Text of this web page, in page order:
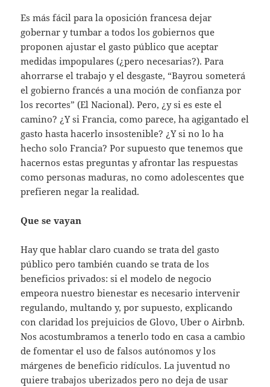
Es más fácil para la oposición francesa dejar
gobernar y tumbar a todos los gobiernos que
proponen ajustar el gasto público que aceptar
medidas impopulares (¿pero necesarias?). Para
ahorrarse el trabajo y el desgaste, “Bayrou someterá
el gobierno francés a una moción de confianza por
los recortes” (El Nacional). Pero, ¿y si es este el
camino? ¿Y si Francia, como parece, ha agigantado el
gasto hasta hacerlo insostenible? ¿Y si no lo ha
hecho solo Francia? Por supuesto que tenemos que
hacernos estas preguntas y afrontar las respuestas
como personas maduras, no como adolescentes que
prefieren negar la realidad.
Que se vayan
Hay que hablar claro cuando se trata del gasto
público pero también cuando se trata de los
beneficios privados: si el modelo de negocio
empeora nuestro bienestar es necesario intervenir
regulando, multando y, por supuesto, explicando
con claridad los prejuicios de Glovo, Uber o Airbnb.
Nos acostumbramos a tenerlo todo en casa a cambio
de fomentar el uso de falsos autónomos y los
márgenes de beneficio ridículos. La juventud no
quiere trabajos uberizados pero no deja de usar